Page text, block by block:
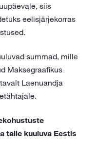
siis
eelisjärjekorras
summad, mille
Maksegraafikus
Laenuandja
talle kuuluva Eestis